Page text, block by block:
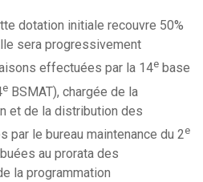
dotation initiale recouvre 50%
sera progressivement
effectuées par la 14e base
e BSMAT), chargée de la
et de la distribution des
par le bureau maintenance du 2e
au prorata des
la programmation